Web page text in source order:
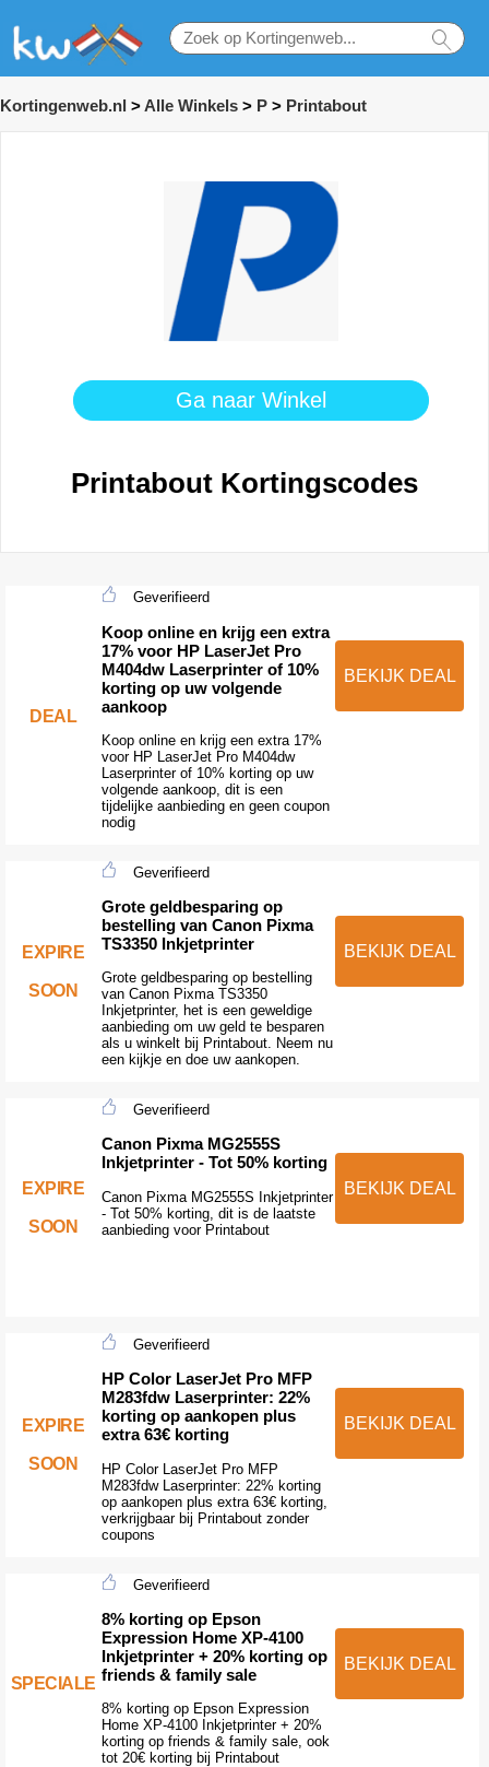
Kortingenweb.nl > Alle Winkels > P > Printabout
Ga naar Winkel
Printabout Kortingscodes
DEAL
Geverifieerd
Koop online en krijg een extra
17% voor HP LaserJet Pro
M404dw Laserprinter of 10%
korting op uw volgende
aankoop
Koop online en krijg een extra 17%
voor HP LaserJet Pro M404dw
Laserprinter of 10% korting op uw
volgende aankoop, dit is een
tijdelijke aanbieding en geen coupon
nodig
BEKIJK DEAL
EXPIRE
SOON
Geverifieerd
Grote geldbesparing op
bestelling van Canon Pixma
TS3350 Inkjetprinter
Grote geldbesparing op bestelling
van Canon Pixma TS3350
Inkjetprinter, het is een geweldige
aanbieding om uw geld te besparen
als u winkelt bij Printabout. Neem nu
een kijkje en doe uw aankopen.
BEKIJK DEAL
EXPIRE
SOON
Geverifieerd
Canon Pixma MG2555S
Inkjetprinter - Tot 50% korting
Canon Pixma MG2555S Inkjetprinter
- Tot 50% korting, dit is de laatste
aanbieding voor Printabout
BEKIJK DEAL
EXPIRE
SOON
Geverifieerd
HP Color LaserJet Pro MFP
M283fdw Laserprinter: 22%
korting op aankopen plus
extra 63€ korting
HP Color LaserJet Pro MFP
M283fdw Laserprinter: 22% korting
op aankopen plus extra 63€ korting,
verkrijgbaar bij Printabout zonder
coupons
BEKIJK DEAL
SPECIALE
Geverifieerd
8% korting op Epson
Expression Home XP-4100
Inkjetprinter + 20% korting op
friends & family sale
8% korting op Epson Expression
Home XP-4100 Inkjetprinter + 20%
korting op friends & family sale, ook
tot 20€ korting bij Printabout
BEKIJK DEAL